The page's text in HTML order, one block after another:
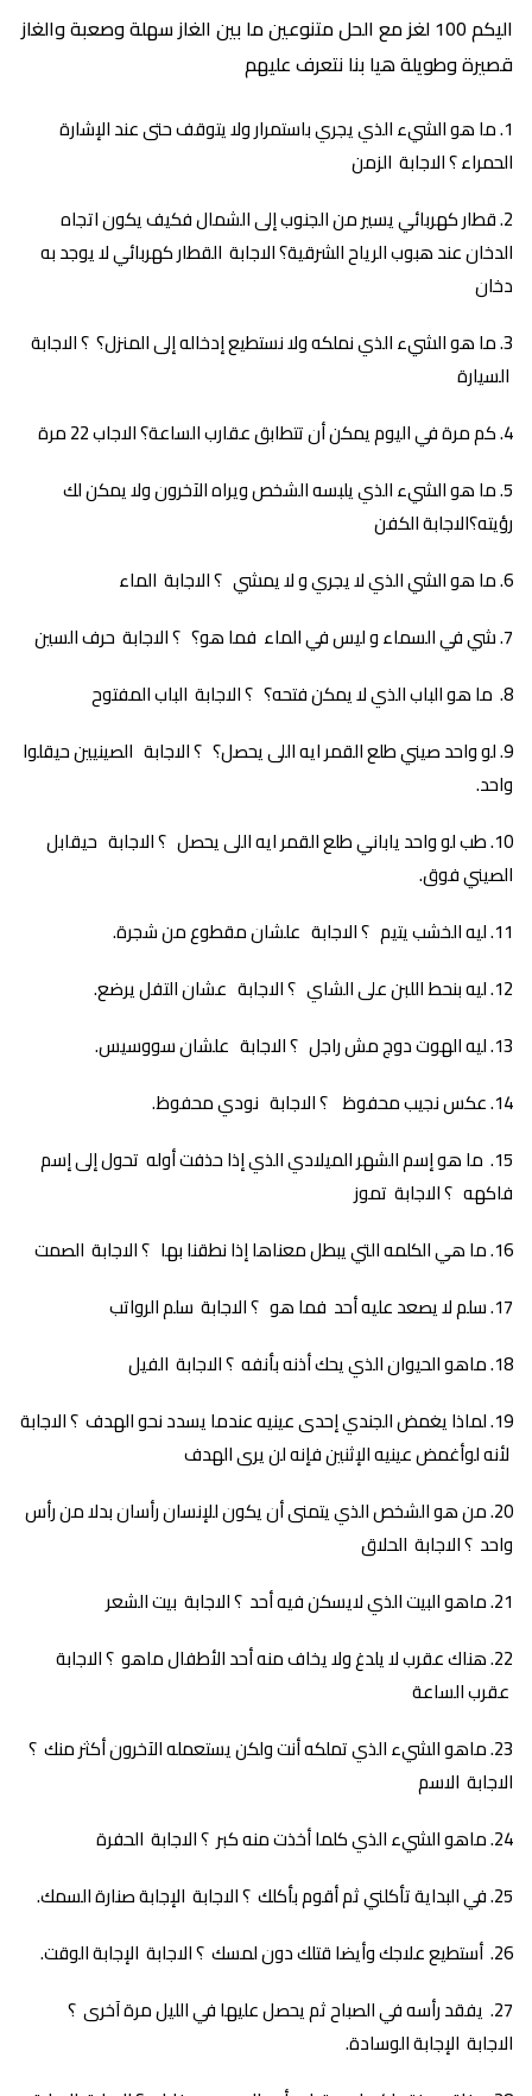
اليكم 100 لغز مع الحل متنوعين ما بين الغاز سهلة وصعبة والغاز
قصيرة وطويلة هيا بنا نتعرف عليهم
ما هو الشيء الذي يجري باستمرار ولا يتوقف حتى عند الإشارة
الحمراء ؟ الاجابة الزمن
قطار كهربائي يسير من الجنوب إلى الشمال فكيف يكون اتجاه
الدخان عند هبوب الرياح الشرقية؟ الاجابة القطار كهربائي لا يوجد به
دخان
ما هو الشيء الذي نملكه ولا نستطيع إدخاله إلى المنزل؟ ؟ الاجابة
السيارة
كم مرة في اليوم يمكن أن تتطابق عقارب الساعة؟ الاجاب 22 مرة
ما هو الشيء الذي يلبسه الشخص ويراه الآخرون ولا يمكن لك
رؤيته؟الاجابة الكفن
ما هو الشي الذي لا يجري و لا يمشي ؟ الاجابة الماء
شي في السماء و ليس في الماء فما هو؟ ؟ الاجابة حرف السين
ما هو الباب الذي لا يمكن فتحه؟ ؟ الاجابة الباب المفتوح
لو واحد صيني طلع القمر ايه اللى يحصل؟ ؟ الاجابة الصينيين حيقلوا
واحد.
طب لو واحد ياباني طلع القمر ايه اللى يحصل ؟ الاجابة حيقابل
الصيني فوق.
ليه الخشب يتيم ؟ الاجابة علشان مقطوع من شجرة.
ليه بنحط اللبن على الشاي ؟ الاجابة عشان التفل يرضع.
ليه الهوت دوج مش راجل ؟ الاجابة علشان سووسيس.
عكس نجيب محفوظ ؟ الاجابة نودي محفوظ.
ما هو إسم الشهر الميلادي الذي إذا حذفت أوله تحول إلى إسم
فاكهه ؟ الاجابة تموز
ما هي الكلمه التي يبطل معناها إذا نطقنا بها ؟ الاجابة الصمت
سلم لا يصعد عليه أحد فما هو ؟ الاجابة سلم الرواتب
ماهو الحيوان الذي يحك أذنه بأنفه ؟ الاجابة الفيل
لماذا يغمض الجندي إحدى عينيه عندما يسدد نحو الهدف ؟ الاجابة
لأنه لوأغمض عينيه الإثنين فإنه لن يرى الهدف
من هو الشخص الذي يتمنى أن يكون للإنسان رأسان بدلا من رأس
واحد ؟ الاجابة الحلاق
ماهو البيت الذي لايسكن فيه أحد ؟ الاجابة بيت الشعر
هناك عقرب لا يلدغ ولا يخاف منه أحد الأطفال ماهو ؟ الاجابة
عقرب الساعة
ماهو الشيء الذي تملكه أنت ولكن يستعمله الآخرون أكثر منك ؟
الاجابة الاسم
ماهو الشيء الذي كلما أخذت منه كبر ؟ الاجابة الحفرة
في البداية تأكلني ثم أقوم بأكلك ؟ الاجابة الإجابة صنارة السمك.
أستطيع علاجك وأيضا قتلك دون لمسك ؟ الاجابة الإجابة الوقت.
يفقد رأسه في الصباح ثم يحصل عليها في الليل مرة آخرى ؟
الاجابة الإجابة الوسادة.